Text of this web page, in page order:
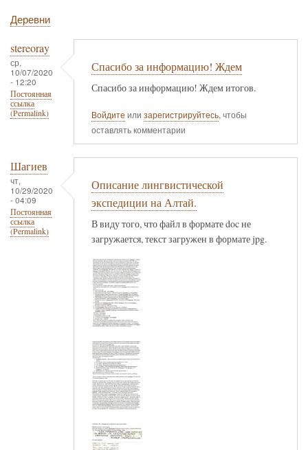
Деревни
stereoray
ср,
10/07/2020
- 12:20
Постоянная
ссылка
(Permalink)
Спасибо за информацию! Ждем
Спасибо за информацию! Ждем итогов.
Войдите или зарегистрируйтесь, чтобы
оставлять комментарии
Шагиев
чт,
10/29/2020
- 04:09
Постоянная
ссылка
(Permalink)
Описание лингвистической
экспедиции на Алтай.
В виду того, что файл в формате doc не
загружается, текст загружен в формате jpg.